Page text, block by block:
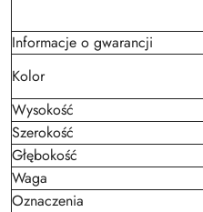
Informacje o gwarancji
Kolor
Wysokość
Szerokość
Głębokość
Waga
Oznaczenia